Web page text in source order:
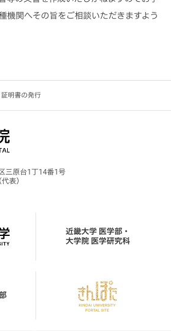
機関へその旨をご相談いただきますよう
明書の発行
三原台1丁14番1号
代表）
近畿大学 医学部・
大学院 医学研究科